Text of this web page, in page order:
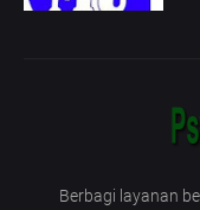
Berbagi layanan